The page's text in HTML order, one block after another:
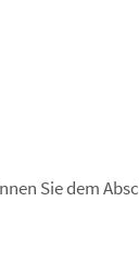
Sie dem